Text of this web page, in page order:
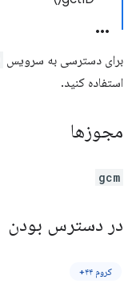
برای دسترسی به سرویس Instance ID
استفاده کنید.
مجوزها
gcm
در دسترس بودن
کروم ۴۴+